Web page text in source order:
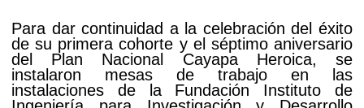
Para dar continuidad a la celebración del éxito
de su primera cohorte y el séptimo aniversario
del Plan Nacional Cayapa Heroica, se
instalaron mesas de trabajo en las
instalaciones de la Fundación Instituto de